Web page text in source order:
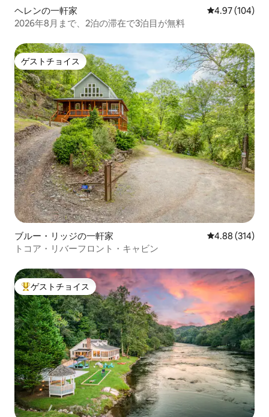
ヘレンの一軒家 レビュー104
4.97 (104)
2026年8月まで、2泊の滞在で3泊目が無料
ゲストチョイス
ゲストチョイス
ブルー・リッジの一軒家 レビュー314
4.88 (314)
トコア・リバーフロント・キャビン
大好評のゲストチョイスです。
ゲストチョイス